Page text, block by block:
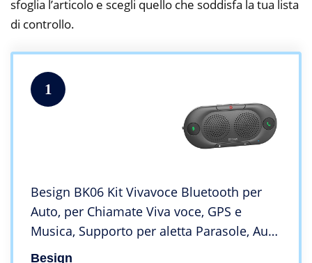
sfoglia l’articolo e scegli quello che soddisfa la tua lista
di controllo.
1
Besign BK06 Kit Vivavoce Bluetooth per
Auto, per Chiamate Viva voce, GPS e
Musica, Supporto per aletta Parasole, Auto
Accensione, con altoparlante potente da 2
Besign